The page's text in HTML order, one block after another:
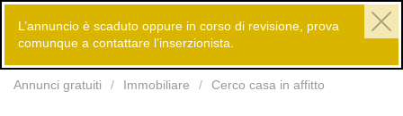
Annunci gratuiti Immobiliare Cerco casa in affitto
L’annuncio è scaduto oppure in corso di revisione, prova
comunque a contattare l’inserzionista.